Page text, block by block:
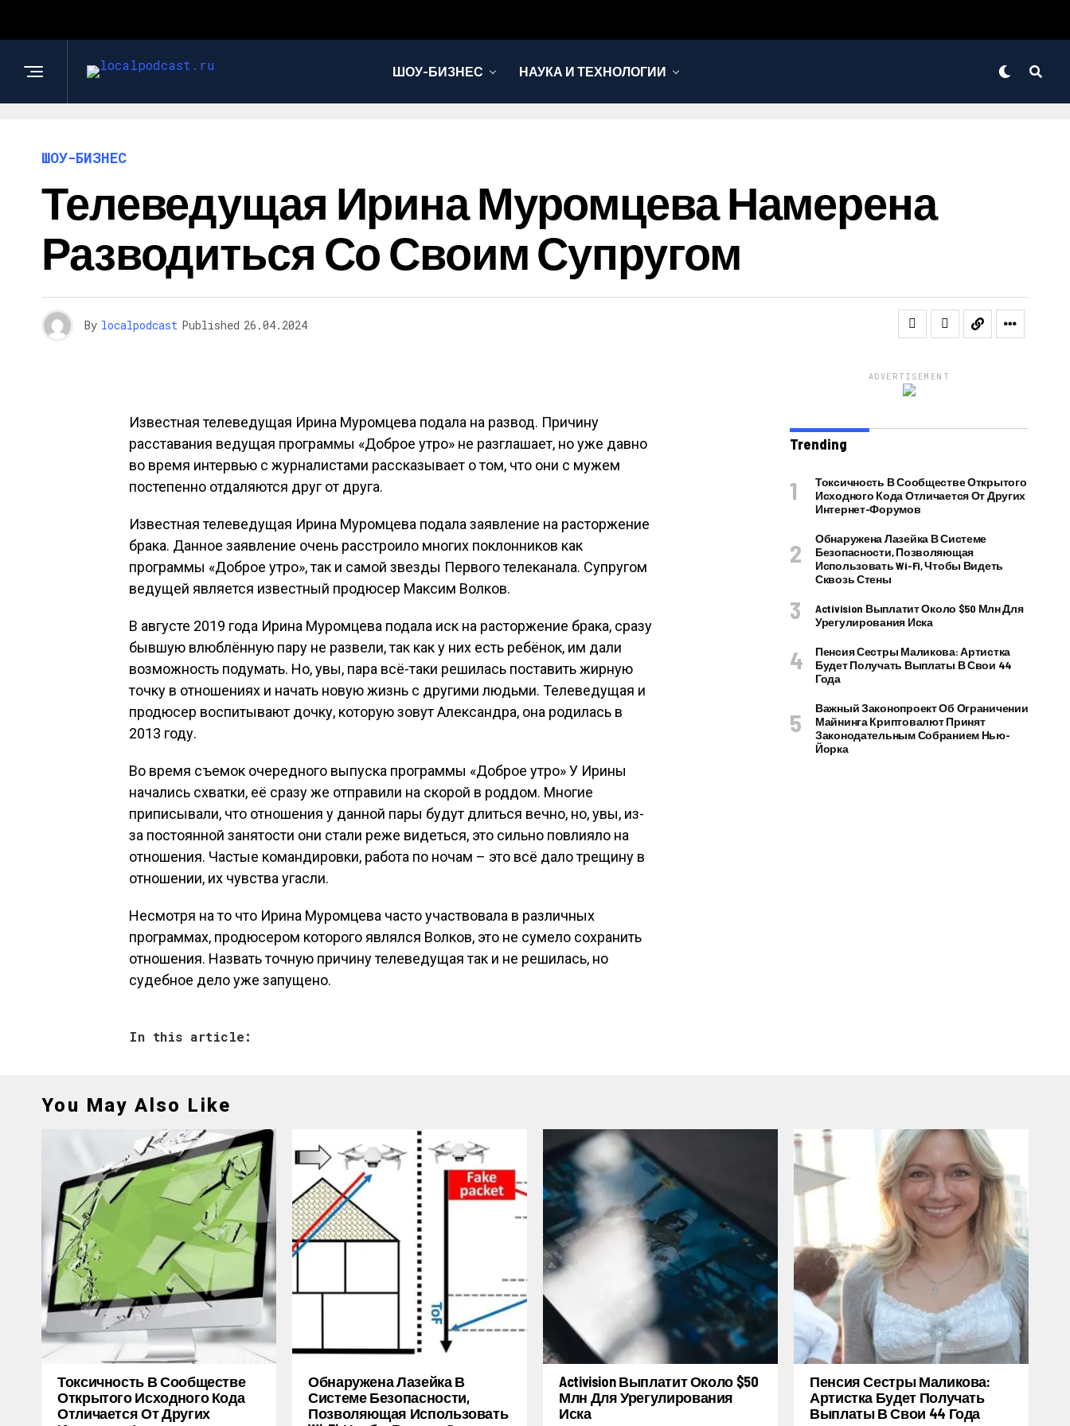
ШОУ-БИЗНЕС НАУКА И ТЕХНОЛОГИИ
ШОУ-БИЗНЕС
Телеведущая Ирина Муромцева Намерена
Разводиться Со Своим Супругом
By localpodcast Published 26.04.2024
Известная телеведущая Ирина Муромцева подала на развод. Причину
расставания ведущая программы «Доброе утро» не разглашает, но уже давно
во время интервью с журналистами рассказывает о том, что они с мужем
постепенно отдаляются друг от друга.
Известная телеведущая Ирина Муромцева подала заявление на расторжение
брака. Данное заявление очень расстроило многих поклонников как
программы «Доброе утро», так и самой звезды Первого телеканала. Супругом
ведущей является известный продюсер Максим Волков.
В августе 2019 года Ирина Муромцева подала иск на расторжение брака, сразу
бывшую влюблённую пару не развели, так как у них есть ребёнок, им дали
возможность подумать. Но, увы, пара всё-таки решилась поставить жирную
точку в отношениях и начать новую жизнь с другими людьми. Телеведущая и
продюсер воспитывают дочку, которую зовут Александра, она родилась в
2013 году.
Во время съемок очередного выпуска программы «Доброе утро» У Ирины
начались схватки, её сразу же отправили на скорой в роддом. Многие
приписывали, что отношения у данной пары будут длиться вечно, но, увы, из-
за постоянной занятости они стали реже видеться, это сильно повлияло на
отношения. Частые командировки, работа по ночам – это всё дало трещину в
отношении, их чувства угасли.
Несмотря на то что Ирина Муромцева часто участвовала в различных
программах, продюсером которого являлся Волков, это не сумело сохранить
отношения. Назвать точную причину телеведущая так и не решилась, но
судебное дело уже запущено.
In this article:
ADVERTISEMENT
Trending
Токсичность В Сообществе Открытого
Исходного Кода Отличается От Других
Интернет-Форумов
Обнаружена Лазейка В Системе
Безопасности, Позволяющая
Использовать Wi-Fi, Чтобы Видеть
Сквозь Стены
Activision Выплатит Около $50 Млн Для
Урегулирования Иска
Пенсия Сестры Маликова: Артистка
Будет Получать Выплаты В Свои 44
Года
Важный Законопроект Об Ограничении
Майнинга Криптовалют Принят
Законодательным Собранием Нью-
Йорка
You May Also Like
Токсичность В Сообществе
Открытого Исходного Кода
Отличается От Других
Обнаружена Лазейка В
Системе Безопасности,
Позволяющая Использовать
Activision Выплатит Около $50
Млн Для Урегулирования
Иска
Пенсия Сестры Маликова:
Артистка Будет Получать
Выплаты В Свои 44 Года